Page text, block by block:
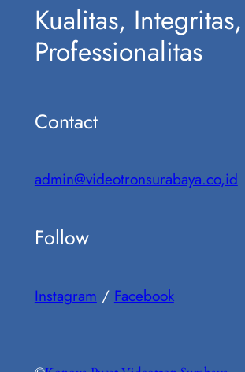
Kualitas, Integritas,
Professionalitas
Contact
admin@videotronsurabaya.co,id
Follow
Instagram / Facebook